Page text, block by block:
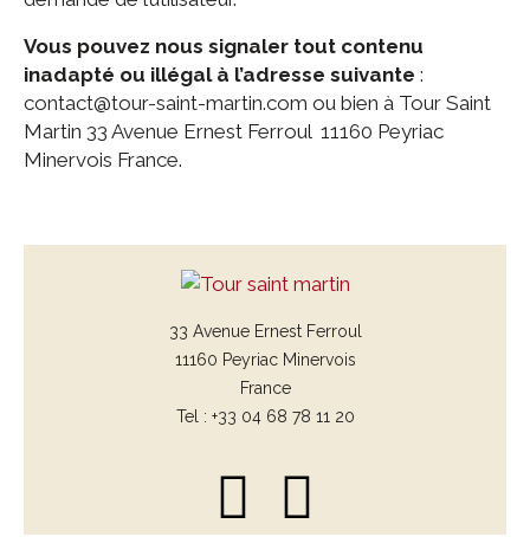
Vous pouvez nous signaler tout contenu
inadapté ou illégal à l’adresse suivante :
contact@tour-saint-martin.com ou bien à Tour Saint
Martin 33 Avenue Ernest Ferroul 11160 Peyriac
Minervois France.
33 Avenue Ernest Ferroul
11160 Peyriac Minervois
France
Tel : +33 04 68 78 11 20